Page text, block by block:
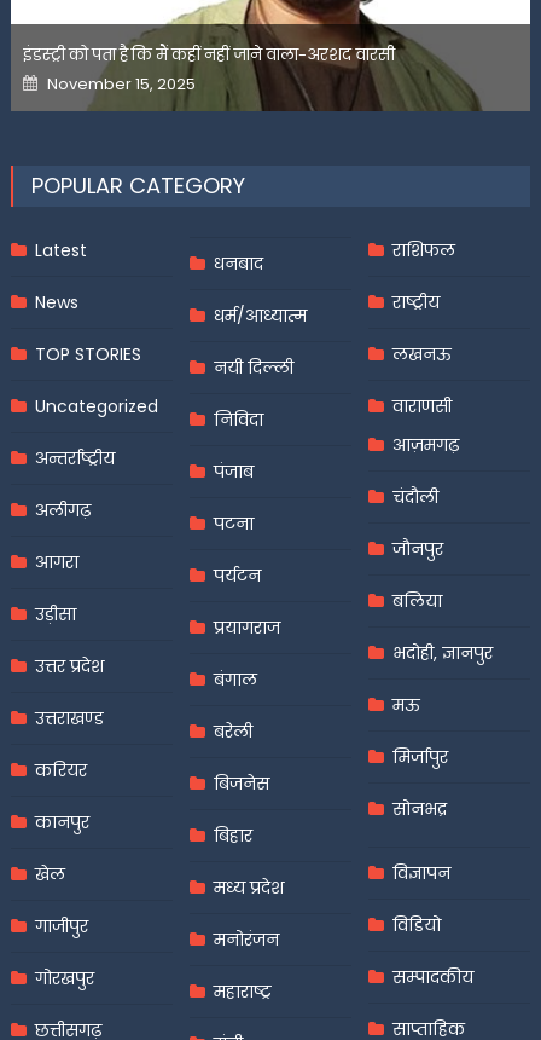
इंडस्ट्री को पता है कि मैं कहीं नहीं जाने वाला-अरशद वारसी
Posted
on
November 15, 2025
POPULAR CATEGORY
Latest
News
TOP STORIES
Uncategorized
अन्तर्राष्ट्रीय
अलीगढ़
आगरा
उड़ीसा
उत्तर प्रदेश
उत्तराखण्ड
करियर
कानपुर
खेल
गाजीपुर
गोरखपुर
छत्तीसगढ़
धनबाद
धर्म/आध्यात्म
नयी दिल्ली
निविदा
पंजाब
पटना
पर्यटन
प्रयागराज
बंगाल
बरेली
बिजनेस
बिहार
मध्य प्रदेश
मनोरंजन
महाराष्ट्र
राशिफल
राष्ट्रीय
लखनऊ
वाराणसी
आज़मगढ़
चंदौली
जौनपुर
बलिया
भदोही, ज्ञानपुर
मऊ
मिर्जापुर
सोनभद्र
विज्ञापन
विडियो
सम्पादकीय
साप्ताहिक